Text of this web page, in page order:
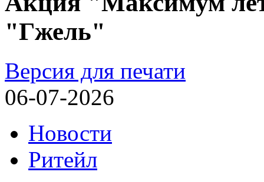
"Гжель"
Версия для печати
06-07-2026
Новости
Ритейл